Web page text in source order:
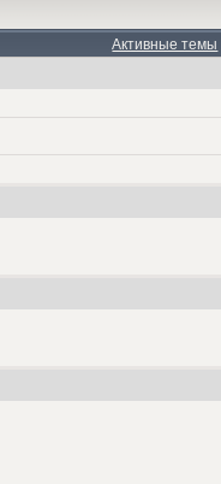
Активные темы